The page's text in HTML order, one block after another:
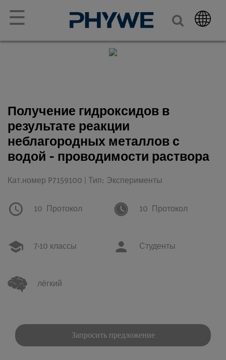
☰
Получение гидроксидов в
результате реакции
неблагородных металлов с
водой - проводимости раствора
Кат.номер P7159100 | Тип: Эксперименты
10 Протокол 10 Протокол
7-10 классы Студенты
лёгкий
Запросить предложение